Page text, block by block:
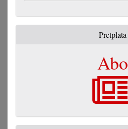
Pretplata
Abo